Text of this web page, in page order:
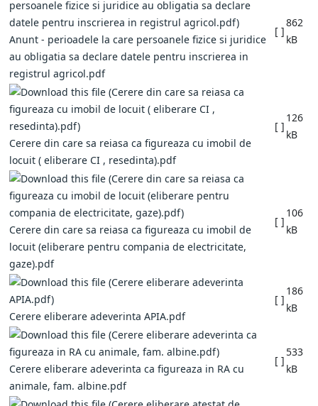
Anunt - perioadele la care persoanele fizice si juridice
au obligatia sa declare datele pentru inscrierea in
registrul agricol.pdf
[ ]
862
kB
Cerere din care sa reiasa ca figureaza cu imobil de
locuit ( eliberare CI , resedinta).pdf
[ ]
126
kB
Cerere din care sa reiasa ca figureaza cu imobil de
locuit (eliberare pentru compania de electricitate,
gaze).pdf
[ ]
106
kB
Cerere eliberare adeverinta APIA.pdf
[ ]
186
kB
Cerere eliberare adeverinta ca figureaza in RA cu
animale, fam. albine.pdf
[ ]
533
kB